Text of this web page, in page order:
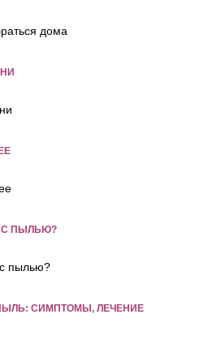
С ПЫЛЬЮ?
СИМПТОМЫ, ЛЕЧЕНИЕ